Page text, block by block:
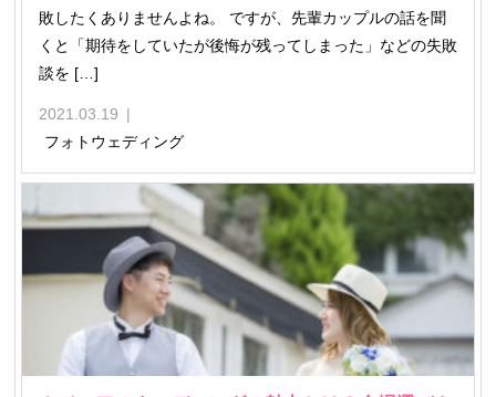
敗したくありませんよね。 ですが、先輩カップルの話を聞
くと「期待をしていたが後悔が残ってしまった」などの失敗
談を […]
2021.03.19
フォトウェディング